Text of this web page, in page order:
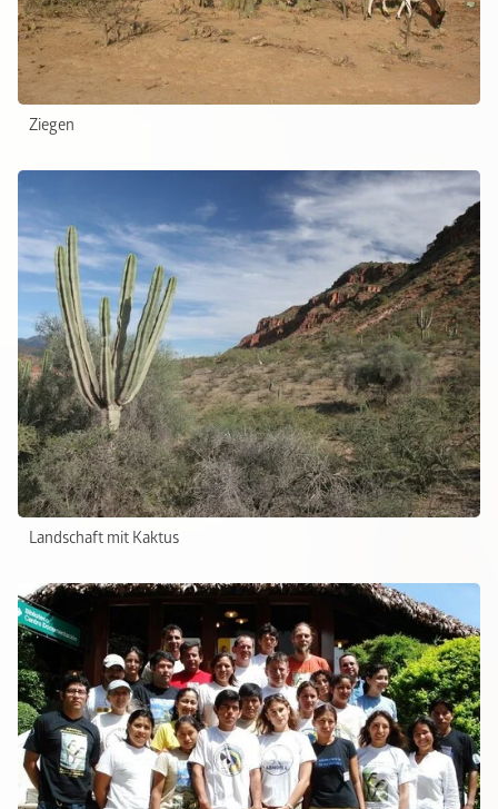
Ziegen
Landschaft mit Kaktus